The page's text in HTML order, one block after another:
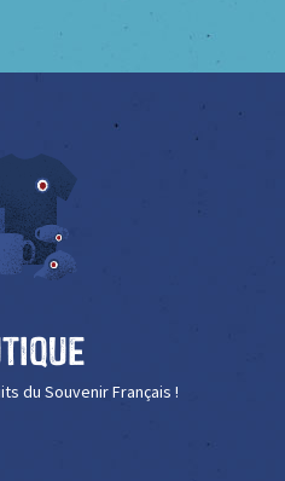
du Souvenir Français !